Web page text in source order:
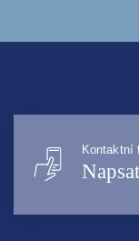
Kontaktní